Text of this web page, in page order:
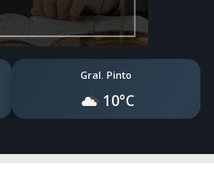
Gral. Pinto
10°C